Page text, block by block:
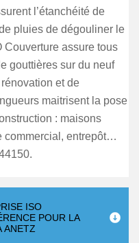
l’étanchéité de
pluies de dégouliner le
Couverture assure tous
gouttières sur du neuf
et de
maitrisent la pose
: maisons
commercial, entrepôt…
ISO
POUR LA
ANETZ